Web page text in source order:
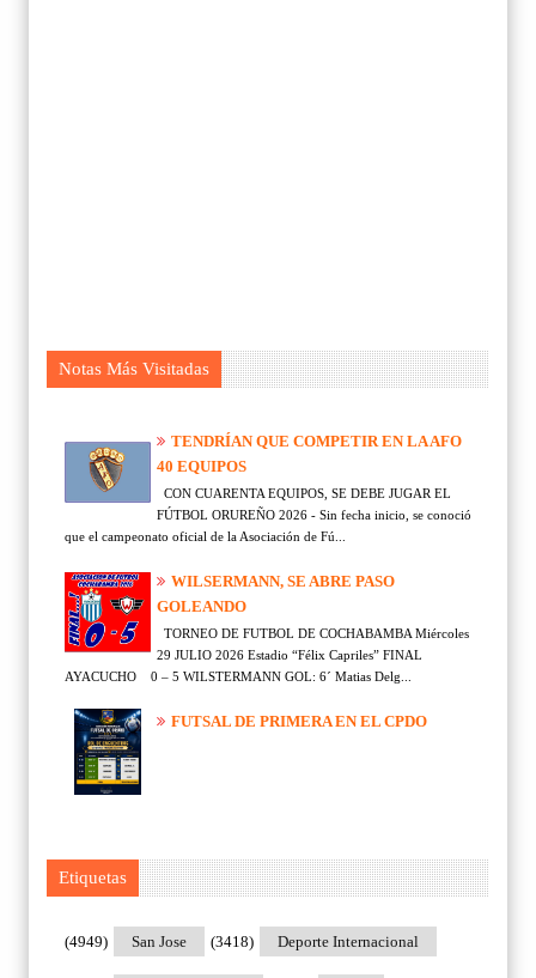
Notas Más Visitadas
TENDRÍAN QUE COMPETIR EN LA AFO
40 EQUIPOS
CON CUARENTA EQUIPOS, SE DEBE JUGAR EL
FÚTBOL ORUREÑO 2026 - Sin fecha inicio, se conoció
que el campeonato oficial de la Asociación de Fú...
WILSERMANN, SE ABRE PASO
GOLEANDO
TORNEO DE FUTBOL DE COCHABAMBA Miércoles
29 JULIO 2026 Estadio “Félix Capriles” FINAL
AYACUCHO 0 – 5 WILSTERMANN GOL: 6´ Matias Delg...
FUTSAL DE PRIMERA EN EL CPDO
Etiquetas
San Jose
(4949) Deporte Internacional
(3418)